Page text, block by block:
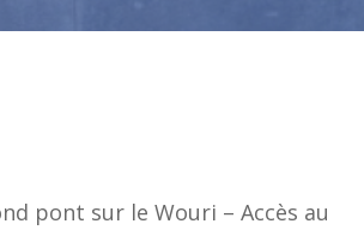
pont sur le Wouri – Accès au